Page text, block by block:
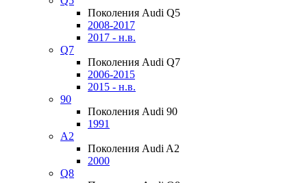
Поколения Audi Q5
2008-2017
2017 - н.в.
Q7
Поколения Audi Q7
2006-2015
2015 - н.в.
90
Поколения Audi 90
1991
A2
Поколения Audi A2
2000
Q8